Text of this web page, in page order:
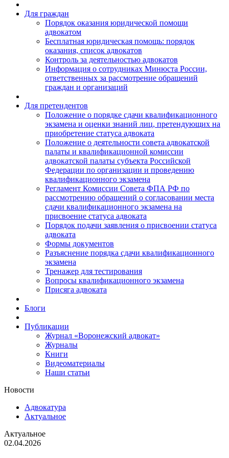
Для граждан
Порядок оказания юридической помощи
адвокатом
Бесплатная юридическая помощь: порядок
оказания, список адвокатов
Контроль за деятельностью адвокатов
Информация о сотрудниках Минюста России,
ответственных за рассмотрение обращений
граждан и организаций
Для претендентов
Положение о порядке сдачи квалификационного
экзамена и оценки знаний лиц, претендующих на
приобретение статуса адвоката
Положение о деятельности совета адвокатской
палаты и квалификационной комиссии
адвокатской палаты субъекта Российской
Федерации по организации и проведению
квалификационного экзамена
Регламент Комиссии Совета ФПА РФ по
рассмотрению обращений о согласовании места
сдачи квалификационного экзамена на
присвоение статуса адвоката
Порядок подачи заявления о присвоении статуса
адвоката
Формы документов
Разъяснение порядка сдачи квалификационного
экзамена
Тренажер для тестирования
Вопросы квалификационного экзамена
Присяга адвоката
Блоги
Публикации
Журнал «Воронежский адвокат»
Журналы
Книги
Видеоматериалы
Наши статьи
Новости
Адвокатура
Актуальное
Актуальное
02.04.2026